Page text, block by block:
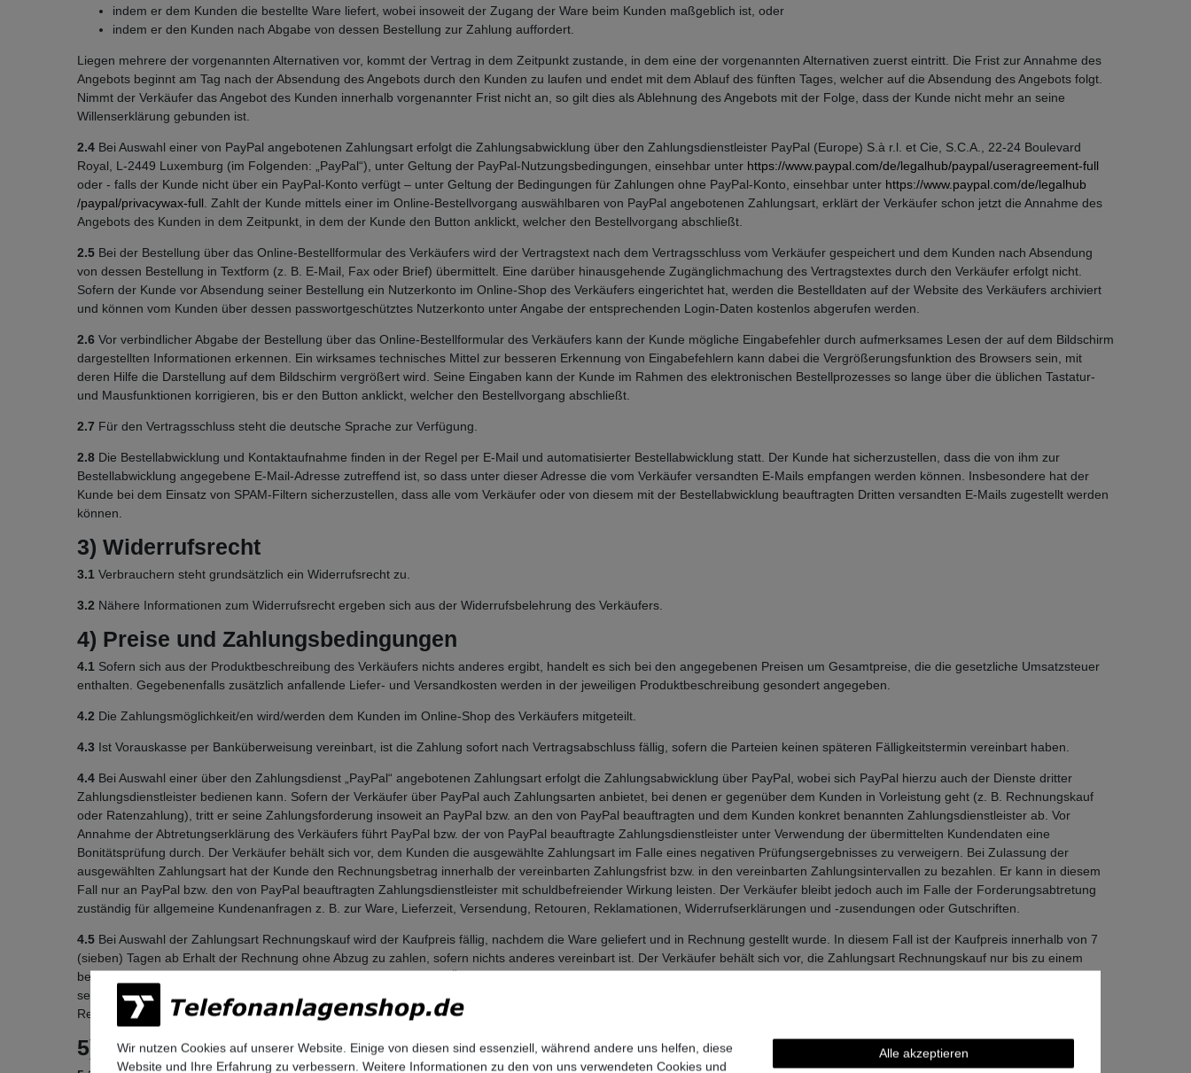
indem er dem Kunden die bestellte Ware liefert, wobei insoweit der Zugang der Ware beim Kunden maßgeblich ist, oder
indem er den Kunden nach Abgabe von dessen Bestellung zur Zahlung auffordert.
Liegen mehrere der vorgenannten Alternativen vor, kommt der Vertrag in dem Zeitpunkt zustande, in dem eine der vorgenannten Alternativen zuerst eintritt. Die Frist zur Annahme des
Angebots beginnt am Tag nach der Absendung des Angebots durch den Kunden zu laufen und endet mit dem Ablauf des fünften Tages, welcher auf die Absendung des Angebots folgt.
Nimmt der Verkäufer das Angebot des Kunden innerhalb vorgenannter Frist nicht an, so gilt dies als Ablehnung des Angebots mit der Folge, dass der Kunde nicht mehr an seine
Willenserklärung gebunden ist.
2.4 Bei Auswahl einer von PayPal angebotenen Zahlungsart erfolgt die Zahlungsabwicklung über den Zahlungsdienstleister PayPal (Europe) S.à r.l. et Cie, S.C.A., 22-24 Boulevard
Royal, L-2449 Luxemburg (im Folgenden: „PayPal“), unter Geltung der PayPal-Nutzungsbedingungen, einsehbar unter https://www.paypal.com/de/legalhub/paypal/useragreement-full
oder - falls der Kunde nicht über ein PayPal-Konto verfügt – unter Geltung der Bedingungen für Zahlungen ohne PayPal-Konto, einsehbar unter https://www.paypal.com/de/legalhub
/paypal/privacywax-full . Zahlt der Kunde mittels einer im Online-Bestellvorgang auswählbaren von PayPal angebotenen Zahlungsart, erklärt der Verkäufer schon jetzt die Annahme des
Angebots des Kunden in dem Zeitpunkt, in dem der Kunde den Button anklickt, welcher den Bestellvorgang abschließt.
2.5 Bei der Bestellung über das Online-Bestellformular des Verkäufers wird der Vertragstext nach dem Vertragsschluss vom Verkäufer gespeichert und dem Kunden nach Absendung
von dessen Bestellung in Textform (z. B. E-Mail, Fax oder Brief) übermittelt. Eine darüber hinausgehende Zugänglichmachung des Vertragstextes durch den Verkäufer erfolgt nicht.
Sofern der Kunde vor Absendung seiner Bestellung ein Nutzerkonto im Online-Shop des Verkäufers eingerichtet hat, werden die Bestelldaten auf der Website des Verkäufers archiviert
und können vom Kunden über dessen passwortgeschütztes Nutzerkonto unter Angabe der entsprechenden Login-Daten kostenlos abgerufen werden.
2.6 Vor verbindlicher Abgabe der Bestellung über das Online-Bestellformular des Verkäufers kann der Kunde mögliche Eingabefehler durch aufmerksames Lesen der auf dem Bildschirm
dargestellten Informationen erkennen. Ein wirksames technisches Mittel zur besseren Erkennung von Eingabefehlern kann dabei die Vergrößerungsfunktion des Browsers sein, mit
deren Hilfe die Darstellung auf dem Bildschirm vergrößert wird. Seine Eingaben kann der Kunde im Rahmen des elektronischen Bestellprozesses so lange über die üblichen Tastatur-
und Mausfunktionen korrigieren, bis er den Button anklickt, welcher den Bestellvorgang abschließt.
2.7 Für den Vertragsschluss steht die deutsche Sprache zur Verfügung.
2.8 Die Bestellabwicklung und Kontaktaufnahme finden in der Regel per E-Mail und automatisierter Bestellabwicklung statt. Der Kunde hat sicherzustellen, dass die von ihm zur
Bestellabwicklung angegebene E-Mail-Adresse zutreffend ist, so dass unter dieser Adresse die vom Verkäufer versandten E-Mails empfangen werden können. Insbesondere hat der
Kunde bei dem Einsatz von SPAM-Filtern sicherzustellen, dass alle vom Verkäufer oder von diesem mit der Bestellabwicklung beauftragten Dritten versandten E-Mails zugestellt werden
können.
3) Widerrufsrecht
3.1 Verbrauchern steht grundsätzlich ein Widerrufsrecht zu.
3.2 Nähere Informationen zum Widerrufsrecht ergeben sich aus der Widerrufsbelehrung des Verkäufers.
4) Preise und Zahlungsbedingungen
4.1 Sofern sich aus der Produktbeschreibung des Verkäufers nichts anderes ergibt, handelt es sich bei den angegebenen Preisen um Gesamtpreise, die die gesetzliche Umsatzsteuer
enthalten. Gegebenenfalls zusätzlich anfallende Liefer- und Versandkosten werden in der jeweiligen Produktbeschreibung gesondert angegeben.
4.2 Die Zahlungsmöglichkeit/en wird/werden dem Kunden im Online-Shop des Verkäufers mitgeteilt.
4.3 Ist Vorauskasse per Banküberweisung vereinbart, ist die Zahlung sofort nach Vertragsabschluss fällig, sofern die Parteien keinen späteren Fälligkeitstermin vereinbart haben.
4.4 Bei Auswahl einer über den Zahlungsdienst „PayPal“ angebotenen Zahlungsart erfolgt die Zahlungsabwicklung über PayPal, wobei sich PayPal hierzu auch der Dienste dritter
Zahlungsdienstleister bedienen kann. Sofern der Verkäufer über PayPal auch Zahlungsarten anbietet, bei denen er gegenüber dem Kunden in Vorleistung geht (z. B. Rechnungskauf
oder Ratenzahlung), tritt er seine Zahlungsforderung insoweit an PayPal bzw. an den von PayPal beauftragten und dem Kunden konkret benannten Zahlungsdienstleister ab. Vor
Annahme der Abtretungserklärung des Verkäufers führt PayPal bzw. der von PayPal beauftragte Zahlungsdienstleister unter Verwendung der übermittelten Kundendaten eine
Bonitätsprüfung durch. Der Verkäufer behält sich vor, dem Kunden die ausgewählte Zahlungsart im Falle eines negativen Prüfungsergebnisses zu verweigern. Bei Zulassung der
ausgewählten Zahlungsart hat der Kunde den Rechnungsbetrag innerhalb der vereinbarten Zahlungsfrist bzw. in den vereinbarten Zahlungsintervallen zu bezahlen. Er kann in diesem
Fall nur an PayPal bzw. den von PayPal beauftragten Zahlungsdienstleister mit schuldbefreiender Wirkung leisten. Der Verkäufer bleibt jedoch auch im Falle der Forderungsabtretung
zuständig für allgemeine Kundenanfragen z. B. zur Ware, Lieferzeit, Versendung, Retouren, Reklamationen, Widerrufserklärungen und -zusendungen oder Gutschriften.
4.5 Bei Auswahl der Zahlungsart Rechnungskauf wird der Kaufpreis fällig, nachdem die Ware geliefert und in Rechnung gestellt wurde. In diesem Fall ist der Kaufpreis innerhalb von 7
(sieben) Tagen ab Erhalt der Rechnung ohne Abzug zu zahlen, sofern nichts anderes vereinbart ist. Der Verkäufer behält sich vor, die Zahlungsart Rechnungskauf nur bis zu einem
bestimmten Bestellvolumen anzubieten und diese Zahlungsart bei Überschreitung des angegebenen Bestellvolumens abzulehnen. In diesem Fall wird der Verkäufer den Kunden in
seinen Zahlungsinformationen im Online-Shop auf eine entsprechende Zahlungsbeschränkung hinweisen. Der Verkäufer behält sich ferner vor, bei Auswahl der Zahlungsart
Rechnungskauf eine Bonitätsprüfung durchzuführen und diese Zahlungsart bei negativer Bonitätsprüfung abzulehnen.
5) Liefer- und Versandbedingungen
Wir nutzen Cookies auf unserer Website. Einige von diesen sind essenziell, während andere uns helfen, diese
Website und Ihre Erfahrung zu verbessern. Weitere Informationen zu den von uns verwendeten Cookies und
Alle akzeptieren